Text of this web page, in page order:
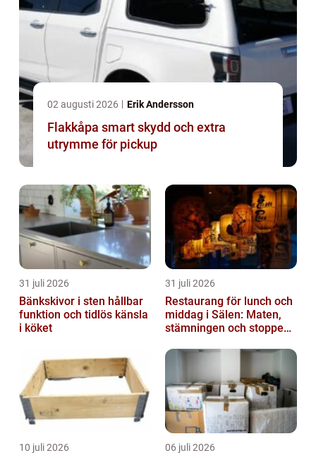
02 augusti 2026 Erik Andersson
Flakkåpa smart skydd och extra
utrymme för pickup
31 juli 2026
Bänkskivor i sten hållbar
funktion och tidlös känsla
i köket
31 juli 2026
Restaurang för lunch och
middag i Sälen: Maten,
stämningen och stoppen
10 juli 2026 06 juli 2026